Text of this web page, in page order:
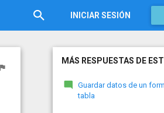
INICIAR SESIÓN
MÁS RESPUESTAS DE
Guardar datos de un
tabla